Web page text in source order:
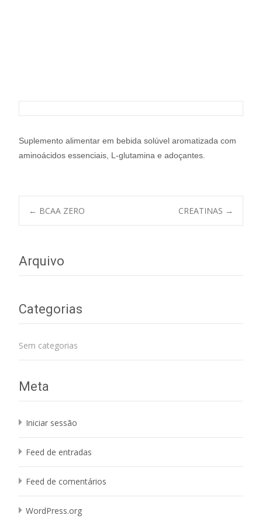
Suplemento alimentar em bebida solúvel aromatizada com
aminoácidos essenciais, L-glutamina e adoçantes.
Post
← BCAA ZERO CREATINAS →
Arquivo
Categorias
Sem categorias
Meta
Iniciar sessão
Feed de entradas
Feed de comentários
WordPress.org